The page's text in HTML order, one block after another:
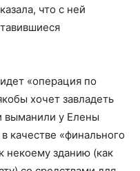
что с ней
«операция по
хочет завладеть
выманили у Елены
качестве «финального
некоему зданию (как